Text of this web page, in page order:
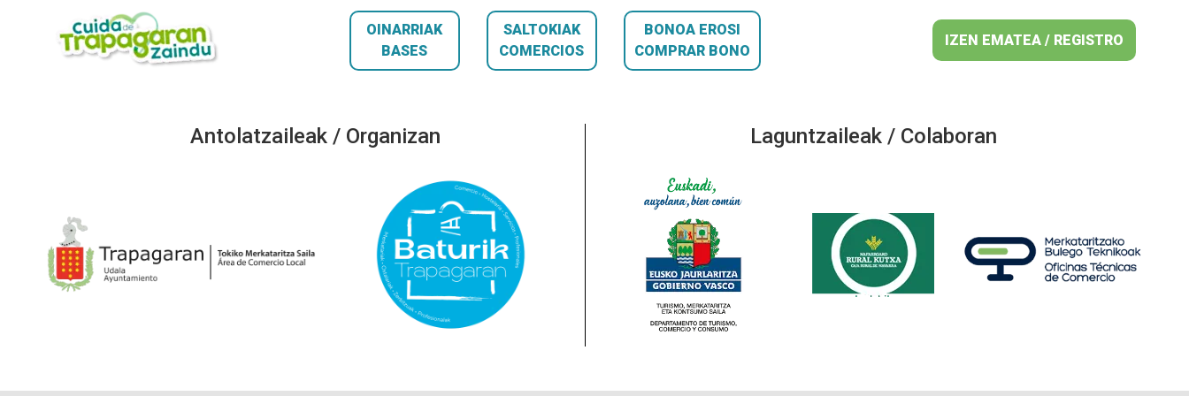
OINARRIAK
BASES
SALTOKIAK
COMERCIOS
BONOA EROSI
COMPRAR BONO
IZEN EMATEA / REGISTRO
Antolatzaileak / Organizan Laguntzaileak / Colaboran